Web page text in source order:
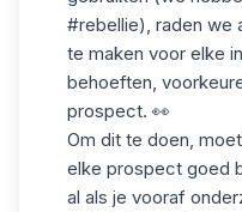
#rebellie), raden we
te maken voor elke
behoeften,
prospect. 👀
Om dit te doen,
elke prospect goed
al als je vooraf